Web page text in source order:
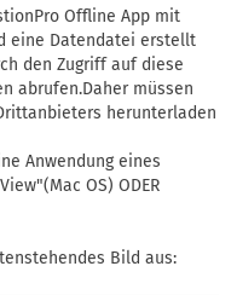
Offline App mit
eine Datendatei erstellt
den Zugriff auf diese
abrufen.Daher müssen
herunterladen
Anwendung eines
OS) ODER
Bild aus: